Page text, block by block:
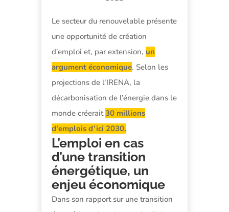
Le secteur du renouvelable présente
une opportunité de création
d’emploi et, par extension, un
argument économique. Selon les
projections de l’IRENA, la
décarbonisation de l’énergie dans le
monde créerait30 millions
d’emplois d’ici 2030.
L’emploi en cas
d’une transition
énergétique, un
enjeu économique
Dans son rapport sur une transition